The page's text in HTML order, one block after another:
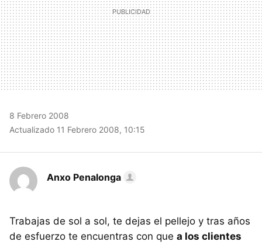
8 Febrero 2008
Actualizado 11 Febrero 2008, 10:15
Anxo Penalonga
Trabajas de sol a sol, te dejas el pellejo y tras años
de esfuerzo te encuentras con que a los clientes